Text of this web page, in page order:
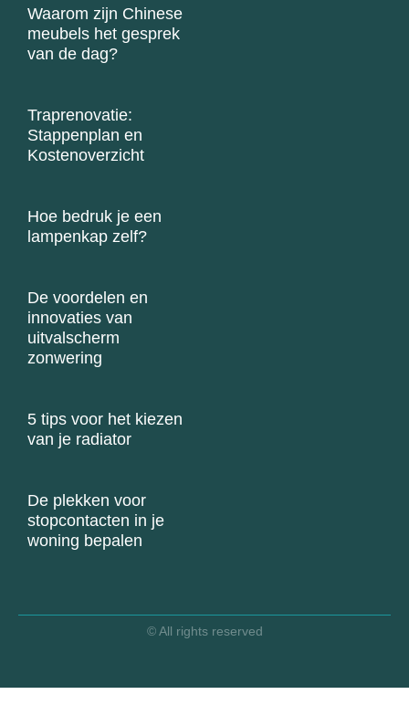
Waarom zijn Chinese
meubels het gesprek
van de dag?
Traprenovatie:
Stappenplan en
Kostenoverzicht
Hoe bedruk je een
lampenkap zelf?
De voordelen en
innovaties van
uitvalscherm
zonwering
5 tips voor het kiezen
van je radiator
De plekken voor
stopcontacten in je
woning bepalen
© All rights reserved